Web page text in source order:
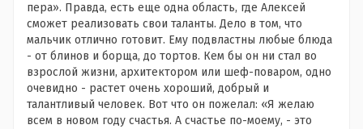
пера». Правда, есть еще одна область, где Алексей
сможет реализовать свои таланты. Дело в том, что
мальчик отлично готовит. Ему подвластны любые блюда
- от блинов и борща, до тортов. Кем бы он ни стал во
взрослой жизни, архитектором или шеф-поваром, одно
очевидно - растет очень хороший, добрый и
талантливый человек. Вот что он пожелал: «Я желаю
всем в новом году счастья. А счастье по-моему, - это